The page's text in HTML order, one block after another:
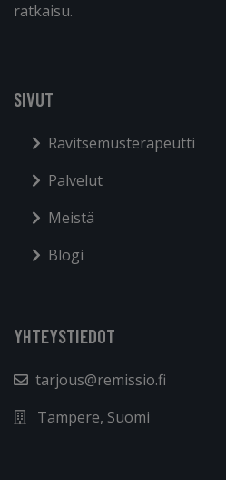
ratkaisu.
SIVUT
Ravitsemusterapeutti
Palvelut
Meistä
Blogi
YHTEYSTIEDOT
tarjous@remissio.fi
Tampere, Suomi